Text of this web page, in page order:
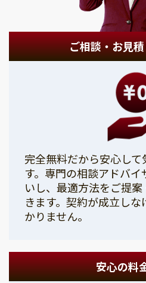
ご相談・お見
完全無料だから安心して
す。専門の相談アドバ
いし、最適方法をご提
きます。契約が成立し
かりません。
安心の料